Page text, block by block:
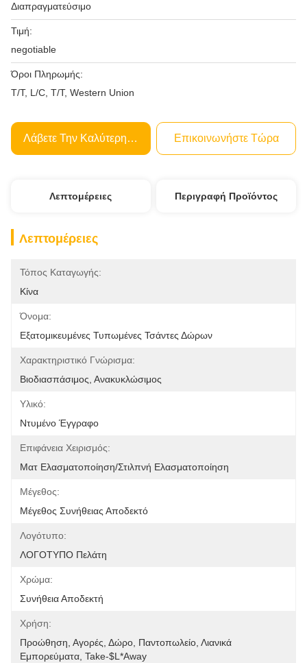
Διαπραγματεύσιμο
Τιμή:
negotiable
Όροι Πληρωμής:
T/T, L/C, T/T, Western Union
Λάβετε Την Καλύτερη Τιμή Επικοινωνήστε Τώρα
Λεπτομέρειες Περιγραφή Προϊόντος
Λεπτομέρειες
Τόπος Καταγωγής:
Κίνα
Όνομα:
Εξατομικευμένες Τυπωμένες Τσάντες Δώρων
Χαρακτηριστικό Γνώρισμα:
Βιοδιασπάσιμος, Ανακυκλώσιμος
Υλικό:
Ντυμένο Έγγραφο
Επιφάνεια Χειρισμός:
Ματ Ελασματοποίηση/στιλπνή Ελασματοποίηση
Μέγεθος:
Μέγεθος Συνήθειας Αποδεκτό
Λογότυπο:
ΛΟΓΟΤΥΠΟ Πελάτη
Χρώμα:
Συνήθεια Αποδεκτή
Χρήση:
Προώθηση, Αγορές, Δώρο, Παντοπωλείο, Λιανικά
Εμπορεύματα, Take-$l*away